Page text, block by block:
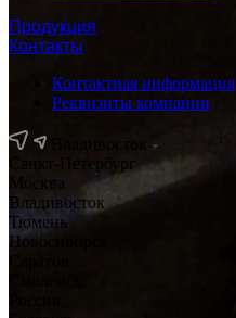
Продукция
Контакты
Контактная информация
Реквизиты компании
Санкт-Петербург
Москва
Владивосток
Тюмень
Новосибирск